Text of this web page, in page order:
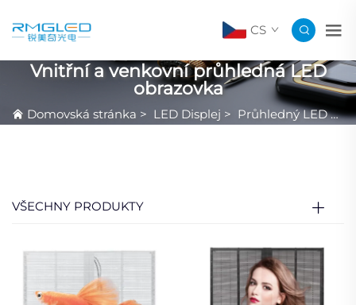
CS
Vnitřní a venkovní průhledná LED
obrazovka
Domovská stránka > LED Displej > Průhledný LED Displej
VŠECHNY PRODUKTY